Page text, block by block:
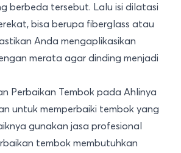
berbeda tersebut. Lalu isi dilatasi
bisa berupa fiberglass atau
Anda mengaplikasikan
merata agar dinding menjadi
Perbaikan Tembok pada Ahlinya
untuk memperbaiki tembok yang
gunakan jasa profesional
tembok membutuhkan